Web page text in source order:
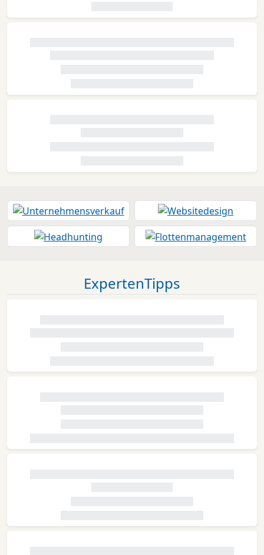
ExpertenTipps